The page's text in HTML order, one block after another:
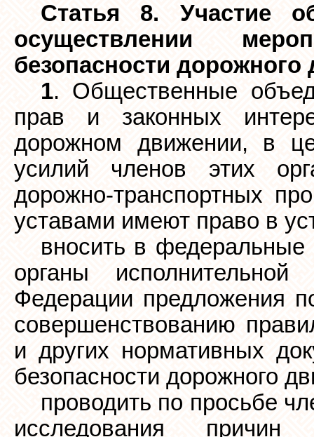
Статья 8. Участие
осуществлении
безопасности дорожного
1. Общественные
прав и законных
дорожном движении, в
усилий членов этих
дорожно-транспортных
уставами имеют право в
вносить в федеральные
органы исполнительной
Федерации предложения
совершенствованию
и других нормативных
безопасности дорожного
проводить по просьбе
исследования